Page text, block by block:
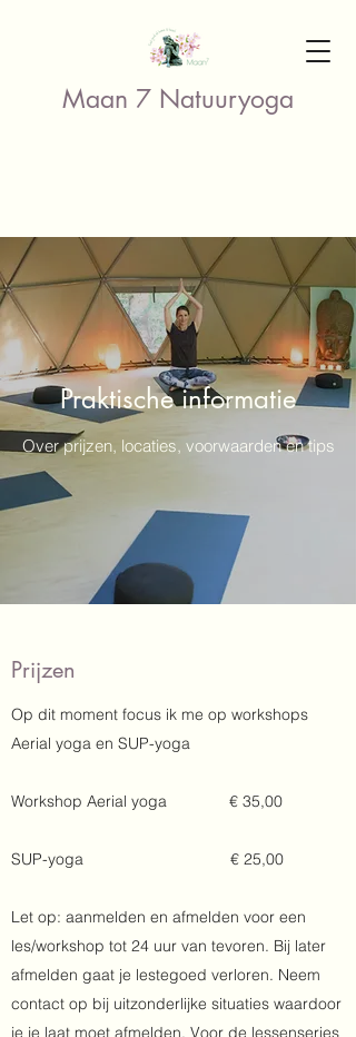
Maan 7 Natuuryoga
Praktische informatie
Over prijzen, locaties, voorwaarden en tips
Prijzen
Op dit moment focus ik me op workshops
Aerial yoga en SUP-yoga
Workshop Aerial yoga € 35,00
SUP-yoga € 25,00
Let op: aanmelden en afmelden voor een
les/workshop tot 24 uur van tevoren. Bij later
afmelden gaat je lestegoed verloren. Neem
contact op bij uitzonderlijke situaties waardoor
je je laat moet afmelden. Voor de lessenseries